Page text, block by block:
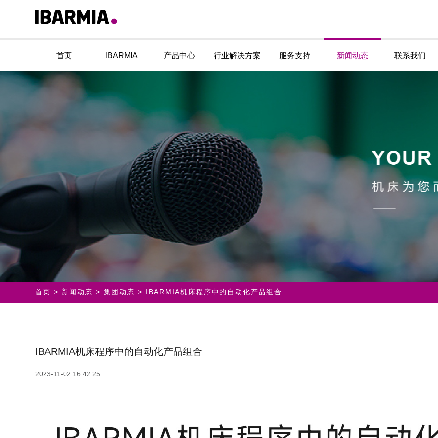
首页 IBARMIA 产品中心 行业解决方案 服务支持 新闻动态 联系我们
首页 > 新闻动态 > 集团动态 > IBARMIA机床程序中的自动化产品组合
IBARMIA机床程序中的自动化产品组合
2023-11-02 16:42:25